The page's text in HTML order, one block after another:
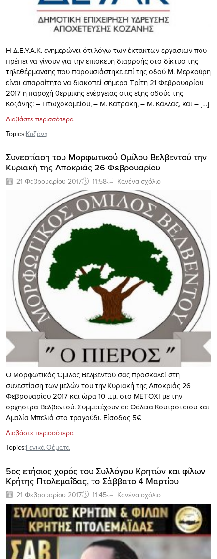
Η Δ.Ε.Υ.Α.Κ. ενημερώνει ότι λόγω των έκτακτων εργασιών που
πρέπει να γίνουν για την επισκευή διαρροής στο δίκτυο της
τηλεθέρμανσης που παρουσιάστηκε επί της οδού Μ. Μερκούρη
είναι απαραίτητο να διακοπεί σήμερα Τρίτη 21 Φεβρουαρίου
2017 η παροχή θερμικής ενέργειας στις εξής οδούς της
Κοζάνης: – Πτωχοκομείου, – Μ. Κατράκη, – Μ. Κάλλας, και – […]
Διαβάστε περισσότερα
Topics:Κοζάνη
Συνεστίαση του Μορφωτικού Ομίλου Βελβεντού την
Κυριακή της Αποκριάς 26 Φεβρουαρίου
21 Φεβρουαρίου 2017 11:58 Κανένα σχόλιο
Ο Μορφωτικός Όμιλος Βελβεντού σας προσκαλεί στη
συνεστίαση των μελών του την Κυριακή της Αποκριάς 26
Φεβρουαρίου 2017 και ώρα 10 μ.μ. στο ΜΕΤΟΧΙ με την
ορχήστρα Βελβεντού. Συμμετέχουν οι: Θάλεια Κουτρότσιου και
Αμαλία Μπελιά στο τραγούδι. Είσοδος 5€
Διαβάστε περισσότερα
Topics:Γενικά Θέματα
5ος ετήσιος χορός του Συλλόγου Κρητών και φίλων
Κρήτης Πτολεμαΐδας, το Σάββατο 4 Μαρτίου
21 Φεβρουαρίου 2017 11:45 Κανένα σχόλιο